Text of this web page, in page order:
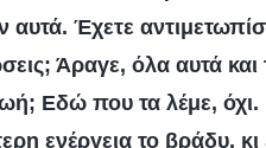
Έχετε
Άραγε, όλα αυτά
Εδώ που τα λέμε,
ενέργεια το βράδυ, κι